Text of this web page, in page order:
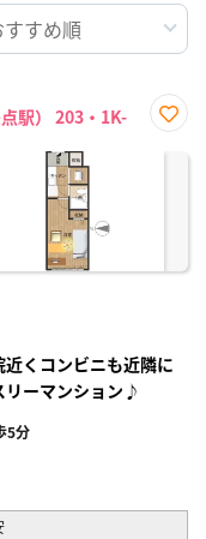
駅） 203・1K-
に入
近くコンビニも近隣に
リーマンション♪
5分